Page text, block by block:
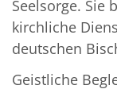
Seelsorge. Sie
kirchliche
deutschen
Geistliche